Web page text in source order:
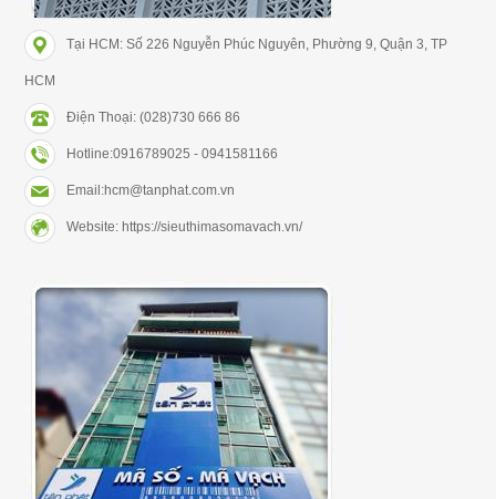
Tại HCM: Số 226 Nguyễn Phúc Nguyên, Phường 9, Quận 3, TP
HCM
Điện Thoại: (028)730 666 86
Hotline:0916789025 - 0941581166
Email:hcm@tanphat.com.vn
Website: https://sieuthimasomavach.vn/